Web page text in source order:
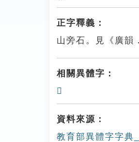
正字釋義：
山旁石。見《廣韻
相關異體字：
𡵱
資料來源：
教育部異體字字典